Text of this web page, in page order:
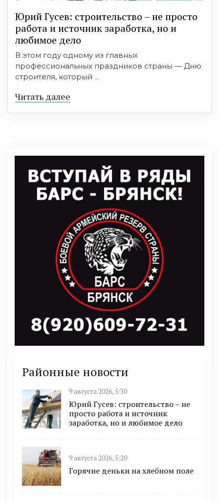
Юрий Гусев: строительство – не просто
работа и источник заработка, но и
любимое дело
В этом году одному из главных
профессиональных праздников страны — Дню
строителя, который ...
Читать далее
Районные новости
9 августа 2026, 5:30
Юрий Гусев: строительство – не
просто работа и источник
заработка, но и любимое дело
9 августа 2026, 5:20
Горячие деньки на хлебном поле